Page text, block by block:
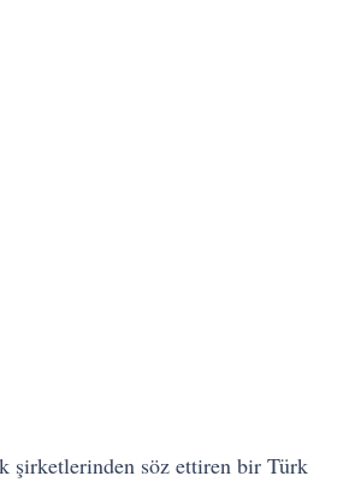
şirketlerinden söz ettiren bir Türk